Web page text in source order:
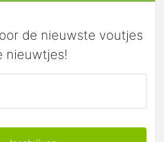
de nieuwste voutjes
nieuwtjes!